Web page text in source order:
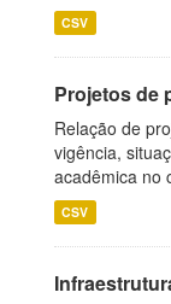
CSV
Projetos de
Relação de
vigência,
acadêmica no
CSV